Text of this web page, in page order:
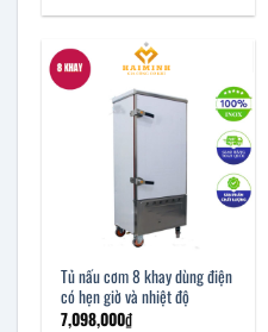
Tủ nấu cơm 8 khay dùng điện
có hẹn giờ và nhiệt độ
7,098,000₫